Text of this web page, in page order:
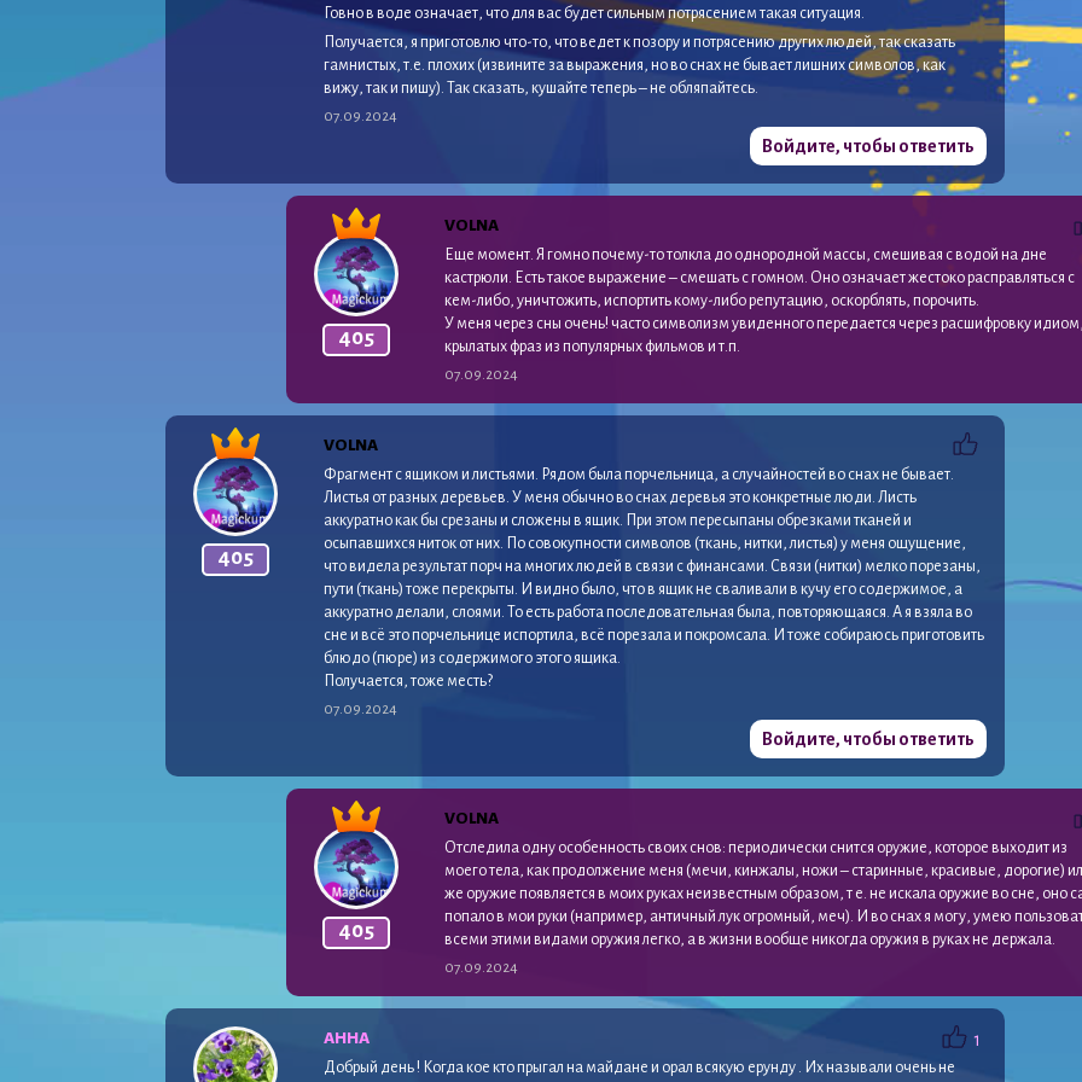
Говно в воде означает, что для вас будет сильным потрясением такая ситуация.
Получается, я приготовлю что-то, что ведет к позору и потрясению других людей, так сказать
гамнистых, т.е. плохих (извините за выражения, но во снах не бывает лишних символов, как
вижу, так и пишу). Так сказать, кушайте теперь – не обляпайтесь.
07.09.2024
Войдите, чтобы ответить
405
VOLNA
Еще момент. Я гомно почему-то толкла до однородной массы, смешивая с водой на дне
кастрюли. Есть такое выражение – смешать с гомном. Оно означает жестоко расправляться с
кем-либо, уничтожить, испортить кому-либо репутацию, оскорблять, порочить.
У меня через сны очень! часто символизм увиденного передается через расшифровку
крылатых фраз из популярных фильмов и т.п.
07.09.2024
405
VOLNA
Фрагмент с ящиком и листьями. Рядом была порчельница, а случайностей во снах не бывает.
Листья от разных деревьев. У меня обычно во снах деревья это конкретные люди. Листь
аккуратно как бы срезаны и сложены в ящик. При этом пересыпаны обрезками тканей и
осыпавшихся ниток от них. По совокупности символов (ткань, нитки, листья) у меня ощущение,
что видела результат порч на многих людей в связи с финансами. Связи (нитки) мелко порезаны,
пути (ткань) тоже перекрыты. И видно было, что в ящик не сваливали в кучу его содержимое, а
аккуратно делали, слоями. То есть работа последовательная была, повторяющаяся. А я взяла во
сне и всё это порчельнице испортила, всё порезала и покромсала. И тоже собираюсь приготовить
блюдо (пюре) из содержимого этого ящика.
Получается, тоже месть?
07.09.2024
Войдите, чтобы ответить
405
VOLNA
Отследила одну особенность своих снов: периодически снится оружие, которое выходит из
моего тела, как продолжение меня (мечи, кинжалы, ножи – старинные, красивые, дорогие)
же оружие появляется в моих руках неизвестным образом, т е. не искала оружие во сне, оно
попало в мои руки (например, античный лук огромный, меч). И во снах я могу, умею
всеми этими видами оружия легко, а в жизни вообще никогда оружия в руках не держала.
07.09.2024
1
АННА
Добрый день ! Когда кое кто прыгал на майдане и орал всякую ерунду . Их называли очень не